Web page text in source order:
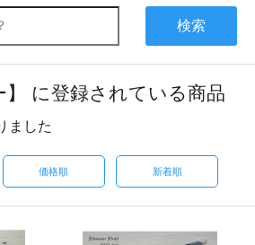
検索
】 に登録されている商品
ました
価格順 新着順